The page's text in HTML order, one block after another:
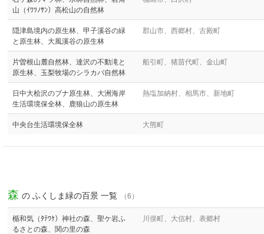
山（ｲﾜﾂﾉｻﾝ）高松山の自然林
隠津島境内の原生林、甲子溪谷の緑
と原生林、大風溪谷の原生林
郡山市、西郷村、古殿町
片曽根山麓自然林、達沢の不動滝と
原生林、玉梨牧場のシラカバ自然林
船引町、猪苗代町、金山町
日中大桧沢のブナ原生林、大洲海岸
生活環境保全林、鹿狼山の原生林
熱塩加納村、相馬市、新地町
中央台生活環境保全林 大熊町
森 の ふくしま緑の百景 一覧 （6）
楯和気（ﾀﾃﾜｹ）神社の森、聖ケ岩ふ
るさとの森、関の里の森
川俣町、大信村、表郷村